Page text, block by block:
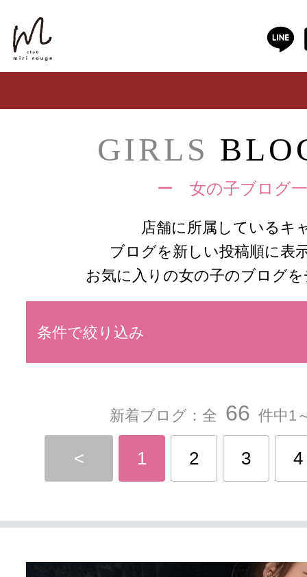
GIRLS
ー 女の子ブログ
店舗に所属しているキ
ブログを新しい投稿順に表
お気に入りの女の子のブログ
条件で絞り込み
新着ブログ：全 66 件中1
< 1 2 3 4